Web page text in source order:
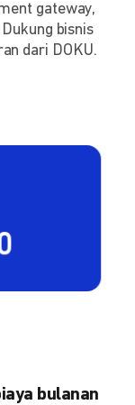
gateway,
bisnis
dari DOKU.
bulanan